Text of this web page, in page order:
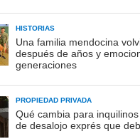
HISTORIAS
Una familia mendocina
después de años y
generaciones
PROPIEDAD PRIVADA
Qué cambia para
de desalojo exprés que